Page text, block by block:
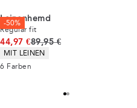
-50%
Leinenhemd
Regular fit
44,97 €Ursprünglicher Preis
89,95 €
Produkteigenschaften
MIT LEINEN
6 Farben